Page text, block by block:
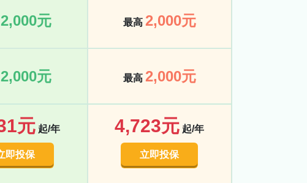
2,000元 最高 2,000元
2,000元 最高 2,000元
元 起/年
即投保
4,723元 起/年
立即投保